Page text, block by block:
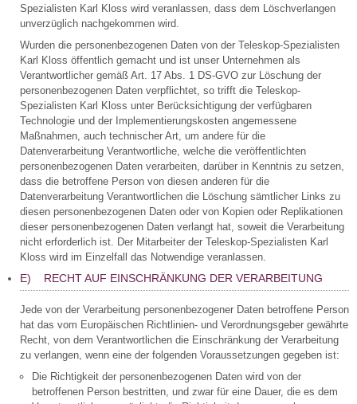
Spezialisten Karl Kloss wird veranlassen, dass dem Löschverlangen
unverzüglich nachgekommen wird.
Wurden die personenbezogenen Daten von der Teleskop-Spezialisten
Karl Kloss öffentlich gemacht und ist unser Unternehmen als
Verantwortlicher gemäß Art. 17 Abs. 1 DS-GVO zur Löschung der
personenbezogenen Daten verpflichtet, so trifft die Teleskop-
Spezialisten Karl Kloss unter Berücksichtigung der verfügbaren
Technologie und der Implementierungskosten angemessene
Maßnahmen, auch technischer Art, um andere für die
Datenverarbeitung Verantwortliche, welche die veröffentlichten
personenbezogenen Daten verarbeiten, darüber in Kenntnis zu setzen,
dass die betroffene Person von diesen anderen für die
Datenverarbeitung Verantwortlichen die Löschung sämtlicher Links zu
diesen personenbezogenen Daten oder von Kopien oder Replikationen
dieser personenbezogenen Daten verlangt hat, soweit die Verarbeitung
nicht erforderlich ist. Der Mitarbeiter der Teleskop-Spezialisten Karl
Kloss wird im Einzelfall das Notwendige veranlassen.
E) RECHT AUF EINSCHRÄNKUNG DER VERARBEITUNG
Jede von der Verarbeitung personenbezogener Daten betroffene Person
hat das vom Europäischen Richtlinien- und Verordnungsgeber gewährte
Recht, von dem Verantwortlichen die Einschränkung der Verarbeitung
zu verlangen, wenn eine der folgenden Voraussetzungen gegeben ist:
Die Richtigkeit der personenbezogenen Daten wird von der
betroffenen Person bestritten, und zwar für eine Dauer, die es dem